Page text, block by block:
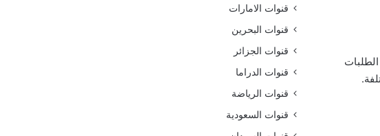
قنوات الامارات
قنوات البحرين
قنوات الجزائر
قنوات الدراما
قنوات الرياضة
قنوات السعودية